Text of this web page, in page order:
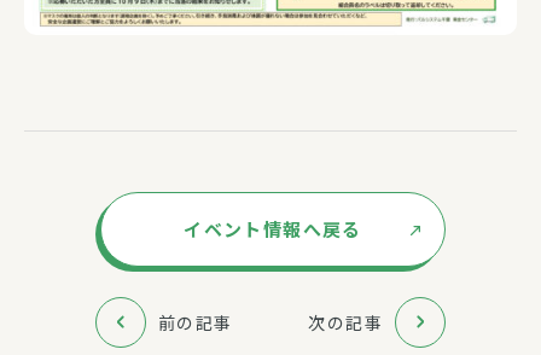
イベント情報へ戻る
前の記事 次の記事